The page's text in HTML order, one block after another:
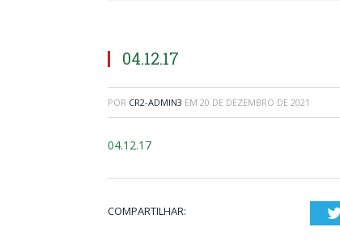
04.12.17
POR CR2-ADMIN3 EM 20 DE DEZEMBRO DE 2021
04.12.17
COMPARTILHAR: